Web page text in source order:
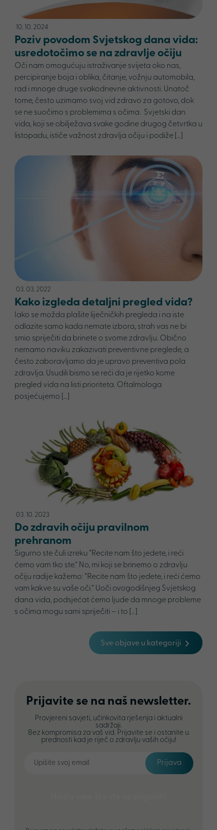
10. 10. 2024
Poziv povodom Svjetskog dana vida:
usredotočimo se na zdravlje očiju
Oči nam omogućuju istraživanje svijeta oko nas,
percipiranje boja i oblika, čitanje, vožnju automobila,
rad i mnoge druge svakodnevne aktivnosti. Unatoč
tome, često uzimamo svoj vid zdravo za gotovo, dok
se ne suočimo s problemima s očima. Svjetski dan
vida, koji se obilježava svake godine drugog četvrtka u
listopadu, ističe važnost zdravlja očiju i podiže […]
03. 03. 2022
Kako izgleda detaljni pregled vida?
Iako se možda plašite liječničkih pregleda i na iste
odlazite samo kada nemate izbora, strah vas ne bi
smio spriječiti da brinete o svome zdravlju. Obično
nemamo naviku zakazivati preventivne preglede, a
često zaboravljamo da je upravo preventiva pola
zdravlja. Usudili bismo se reći da je rijetko kome
pregled vida na listi prioriteta. Oftalmologa
posjećujemo […]
03. 10. 2023
Do zdravih očiju pravilnom
prehranom
Sigurno ste čuli izreku “Recite nam što jedete, i reći
ćemo vam tko ste.” No, mi koji se brinemo o zdravlju
očiju radije kažemo: “Recite nam što jedete, i reći ćemo
vam kakve su vaše oči.” Uoči ovogodišnjeg Svjetskog
dana vida, podsjećat ćemo ljude da mnoge probleme
s očima mogu sami spriječiti – i to […]
Sve objave u kategoriji
Prijavite se na naš newsletter.
Provjereni savjeti, učinkovita rješenja i aktualni
sadržaji.
Bez kompromisa za vaš vid. Prijavite se i ostanite u
prednosti kad je riječ o zdravlju vaših očiju!
Prijava